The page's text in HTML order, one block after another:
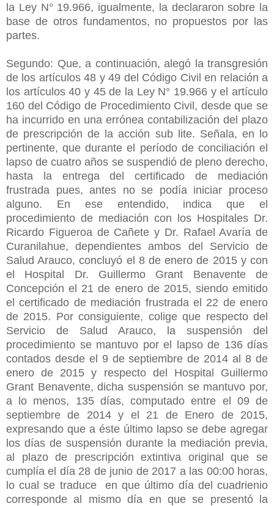
la Ley N° 19.966, igualmente, la declararon sobre la
base de otros fundamentos, no propuestos por las
partes.
Segundo: Que, a continuación, alegó la transgresión
de los artículos 48 y 49 del Código Civil en relación a
los artículos 40 y 45 de la Ley N° 19.966 y el artículo
160 del Código de Procedimiento Civil, desde que se
ha incurrido en una errónea contabilización del plazo
de prescripción de la acción sub lite. Señala, en lo
pertinente, que durante el período de conciliación el
lapso de cuatro años se suspendió de pleno derecho,
hasta la entrega del certificado de mediación
frustrada pues, antes no se podía iniciar proceso
alguno. En ese entendido, indica que el
procedimiento de mediación con los Hospitales Dr.
Ricardo Figueroa de Cañete y Dr. Rafael Avaría de
Curanilahue, dependientes ambos del Servicio de
Salud Arauco, concluyó el 8 de enero de 2015 y con
el Hospital Dr. Guillermo Grant Benavente de
Concepción el 21 de enero de 2015, siendo emitido
el certificado de mediación frustrada el 22 de enero
de 2015. Por consiguiente, colige que respecto del
Servicio de Salud Arauco, la suspensión del
procedimiento se mantuvo por el lapso de 136 días
contados desde el 9 de septiembre de 2014 al 8 de
enero de 2015 y respecto del Hospital Guillermo
Grant Benavente, dicha suspensión se mantuvo por,
a lo menos, 135 días, computado entre el 09 de
septiembre de 2014 y el 21 de Enero de 2015,
expresando que a éste último lapso se debe agregar
los días de suspensión durante la mediación previa,
al plazo de prescripción extintiva original que se
cumplía el día 28 de junio de 2017 a las 00:00 horas,
lo cual se traduce en que último día del cuadrienio
corresponde al mismo día en que se presentó la